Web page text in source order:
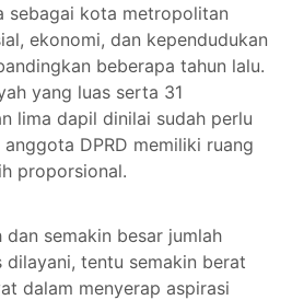
sebagai kota metropolitan
ekonomi, dan kependudukan
beberapa tahun lalu.
yang luas serta 31
lima dapil dinilai sudah perlu
DPRD memiliki ruang
proporsional.
dan semakin besar jumlah
dilayani, tentu semakin berat
dalam menyerap aspirasi